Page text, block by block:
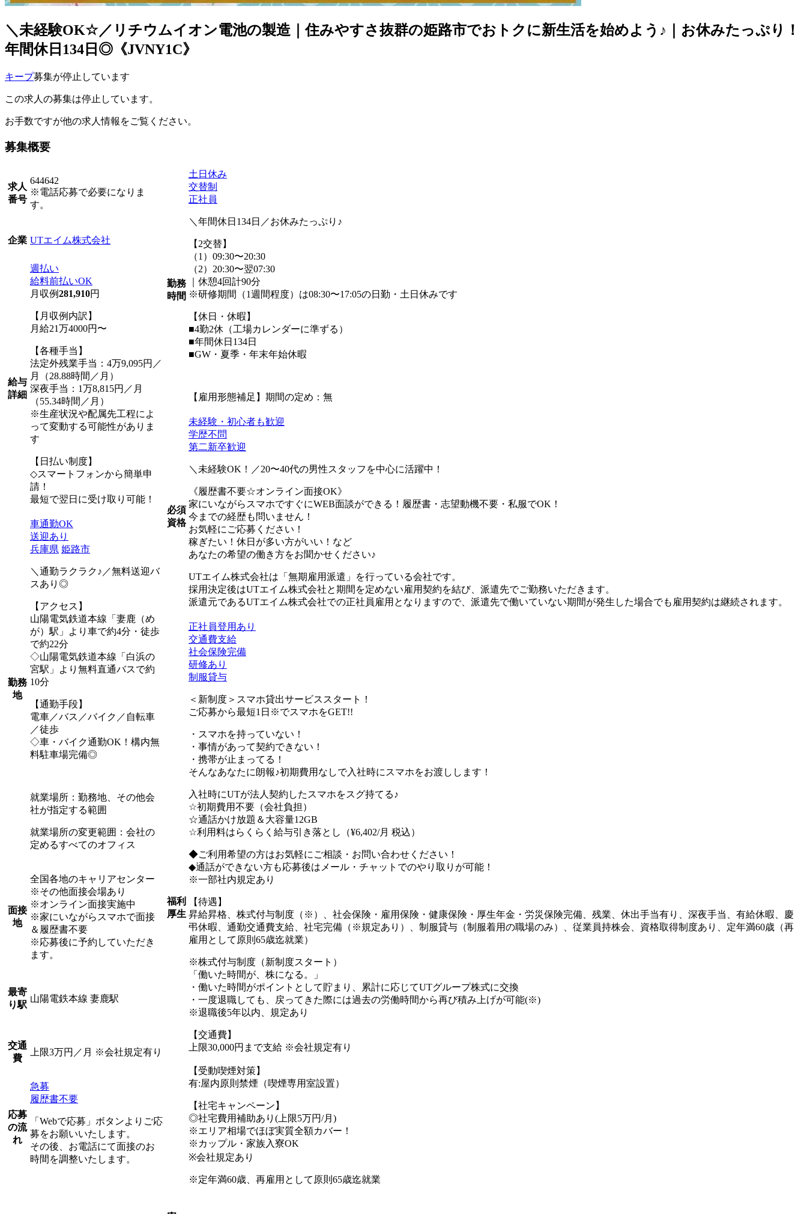
＼未経験OK☆／リチウムイオン電池の製造｜住みやすさ抜群の姫路市でおトクに新生活を始めよう♪｜お休みたっぷり！
年間休日134日◎《JVNY1C》
キープ募集が停止しています
この求人の募集は停止しています。
お手数ですが他の求人情報をご覧ください。
募集概要
求人
番号
644642
※電話応募で必要になりま
す。
企業 UTエイム株式会社
給与
詳細
週払い
給料前払いOK
月収例281,910円
【月収例内訳】
月給21万4000円〜
【各種手当】
法定外残業手当：4万9,095円／
月（28.88時間／月）
深夜手当：1万8,815円／月
（55.34時間／月）
※生産状況や配属先工程によ
って変動する可能性がありま
す
【日払い制度】
◇スマートフォンから簡単申
請！
最短で翌日に受け取り可能！
勤務
地
車通勤OK
送迎あり
兵庫県 姫路市
＼通勤ラクラク♪／無料送迎バ
スあり◎
【アクセス】
山陽電気鉄道本線「妻鹿（め
が）駅」より車で約4分・徒歩
で約22分
◇山陽電気鉄道本線「白浜の
宮駅」より無料直通バスで約
10分
【通勤手段】
電車／バス／バイク／自転車
／徒歩
◇車・バイク通勤OK！構内無
料駐車場完備◎
就業場所：勤務地、その他会
社が指定する範囲
就業場所の変更範囲：会社の
定めるすべてのオフィス
面接
地
全国各地のキャリアセンター
※その他面接会場あり
※オンライン面接実施中
※家にいながらスマホで面接
＆履歴書不要
※応募後に予約していただき
ます。
最寄
り駅
山陽電鉄本線 妻鹿駅
交通
費
上限3万円／月 ※会社規定有り
応募
の流
れ
急募
履歴書不要
「Webで応募」ボタンよりご応
募をお願いいたします。
その後、お電話にて面接のお
時間を調整いたします。
勤務
時間
土日休み
交替制
正社員
＼年間休日134日／お休みたっぷり♪
【2交替】
（1）09:30〜20:30
（2）20:30〜翌07:30
｜休憩4回計90分
※研修期間（1週間程度）は08:30〜17:05の日勤・土日休みです
【休日・休暇】
■4勤2休（工場カレンダーに準ずる）
■年間休日134日
■GW・夏季・年末年始休暇
【雇用形態補足】期間の定め：無
必須
資格
未経験・初心者も歓迎
学歴不問
第二新卒歓迎
＼未経験OK！／20〜40代の男性スタッフを中心に活躍中！
《履歴書不要☆オンライン面接OK》
家にいながらスマホですぐにWEB面談ができる！履歴書・志望動機不要・私服でOK！
今までの経歴も問いません！
お気軽にご応募ください！
稼ぎたい！休日が多い方がいい！など
あなたの希望の働き方をお聞かせください♪
UTエイム株式会社は「無期雇用派遣」を行っている会社です。
採用決定後はUTエイム株式会社と期間を定めない雇用契約を結び、派遣先でご勤務いただきます。
派遣元であるUTエイム株式会社での正社員雇用となりますので、派遣先で働いていない期間が発生した場合でも雇用契約は継続されます。
福利
厚生
正社員登用あり
交通費支給
社会保険完備
研修あり
制服貸与
＜新制度＞スマホ貸出サービススタート！
ご応募から最短1日※でスマホをGET!!
・スマホを持っていない！
・事情があって契約できない！
・携帯が止まってる！
そんなあなたに朗報♪初期費用なしで入社時にスマホをお渡しします！
入社時にUTが法人契約したスマホをスグ持てる♪
☆初期費用不要（会社負担）
☆通話かけ放題＆大容量12GB
☆利用料はらくらく給与引き落とし（¥6,402/月 税込）
◆ご利用希望の方はお気軽にご相談・お問い合わせください！
◆通話ができない方も応募後はメール・チャットでのやり取りが可能！
※一部社内規定あり
【待遇】
昇給昇格、株式付与制度（※）、社会保険・雇用保険・健康保険・厚生年金・労災保険完備、残業、休出手当有り、深夜手当、有給休暇、慶
弔休暇、通勤交通費支給、社宅完備（※規定あり）、制服貸与（制服着用の職場のみ）、従業員持株会、資格取得制度あり、定年満60歳（再
雇用として原則65歳迄就業）
※株式付与制度（新制度スタート）
「働いた時間が、株になる。」
・働いた時間がポイントとして貯まり、累計に応じてUTグループ株式に交換
・一度退職しても、戻ってきた際には過去の労働時間から再び積み上げが可能(※)
※退職後5年以内、規定あり
【交通費】
上限30,000円まで支給 ※会社規定有り
【受動喫煙対策】
有:屋内原則禁煙（喫煙専用室設置）
【社宅キャンペーン】
◎社宅費用補助あり(上限5万円/月)
※エリア相場でほぼ実質全額カバー！
※カップル・家族入寮OK
※会社規定あり
※定年満60歳、再雇用として原則65歳迄就業